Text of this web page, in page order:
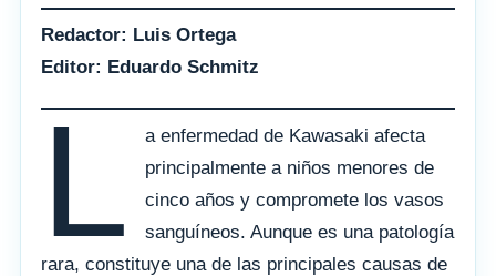
Redactor: Luis Ortega
Editor: Eduardo Schmitz
L
a enfermedad de Kawasaki afecta
principalmente a niños menores de
cinco años y compromete los vasos
sanguíneos. Aunque es una patología
rara, constituye una de las principales causas de